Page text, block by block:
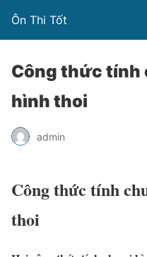
Ôn Thi Tốt
Công thức tính
hình thoi
admin
Công thức tính
thoi